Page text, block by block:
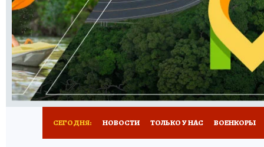
ДЕФИЦИТ ЖЕЛЕЗА ПРЕСС-ЦЕНТР
РЕКЛАМА ТЕСТЫ НОВОЕ НА САЙТЕ
СЕГОДНЯ: НОВОСТИ ТОЛЬКО У НАС ВОЕНКОРЫ